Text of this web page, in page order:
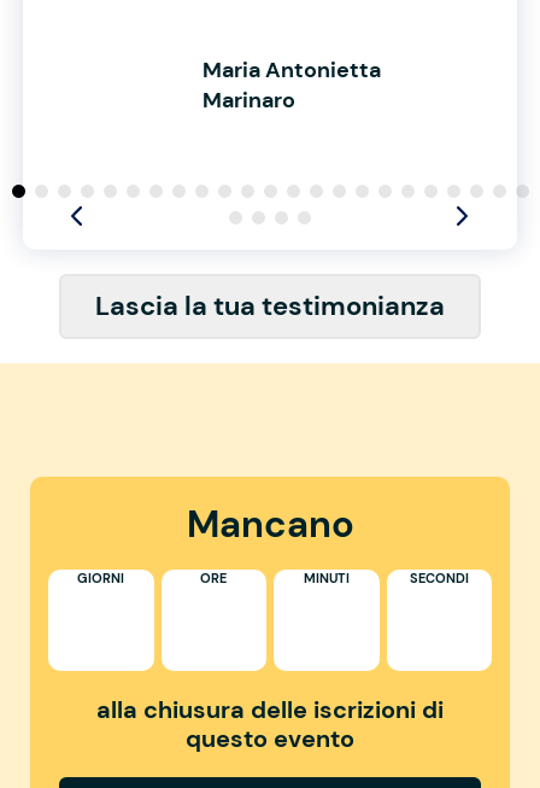
Maria Antonietta
Marinaro
Lascia la tua testimonianza
Mancano
GIORNI ORE MINUTI SECONDI
alla chiusura delle iscrizioni di
questo evento